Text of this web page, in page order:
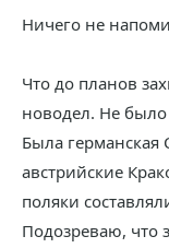
Ничего не
Что до планов
новодел. Не было
Была германская
австрийские
поляки
Подозреваю, что